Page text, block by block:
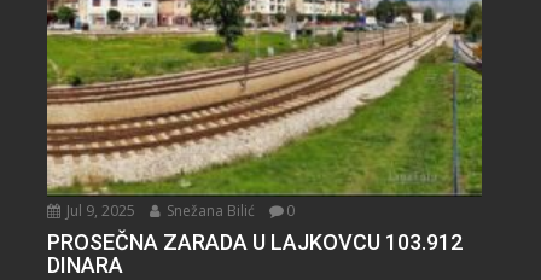
Jul 9, 2025 Snežana Bilić 0
PROSEČNA ZARADA U LAJKOVCU 103.912
DINARA